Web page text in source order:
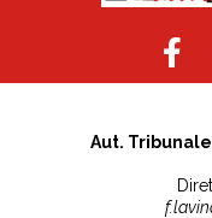
Aut.